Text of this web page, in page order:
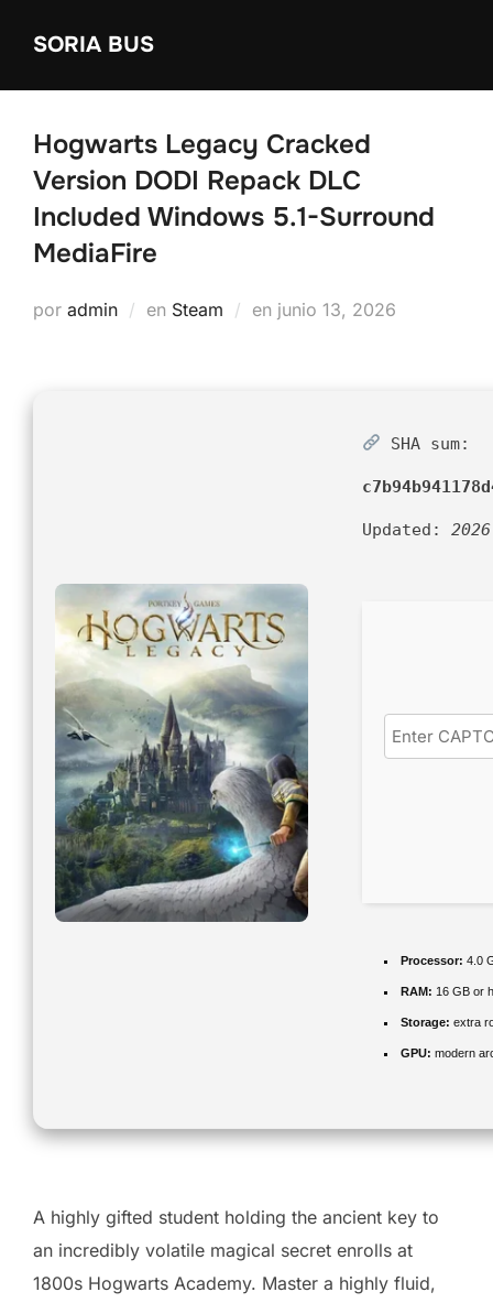
SORIA BUS
Hogwarts Legacy Cracked
Version DODI Repack DLC
Included Windows 5.1-Surround
MediaFire
por admin en Steam en Publicado
junio 13, 2026
SHA sum:
Updated:
Processor: 4.0
RAM: 16 GB or
Storage: extra
GPU: modern
A highly gifted student holding the ancient key to
an incredibly volatile magical secret enrolls at
1800s Hogwarts Academy. Master a highly fluid,